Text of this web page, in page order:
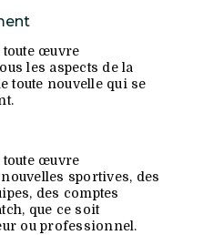
toute œuvre
les aspects de la
toute nouvelle qui se
toute œuvre
sportives, des
des comptes
que ce soit
ou professionnel.